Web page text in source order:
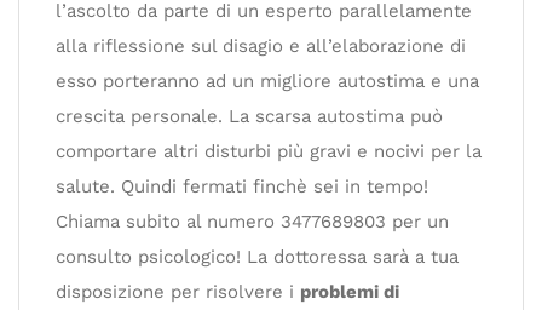
l’ascolto da parte di un esperto parallelamente
alla riflessione sul disagio e all’elaborazione di
esso porteranno ad un migliore autostima e una
crescita personale. La scarsa autostima può
comportare altri disturbi più gravi e nocivi per la
salute. Quindi fermati finchè sei in tempo!
Chiama subito al numero 3477689803 per un
consulto psicologico! La dottoressa sarà a tua
disposizione per risolvere i problemi di